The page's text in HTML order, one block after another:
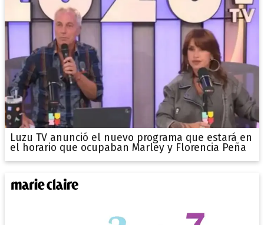
Luzu TV anunció el nuevo programa que estará en
el horario que ocupaban Marley y Florencia Peña